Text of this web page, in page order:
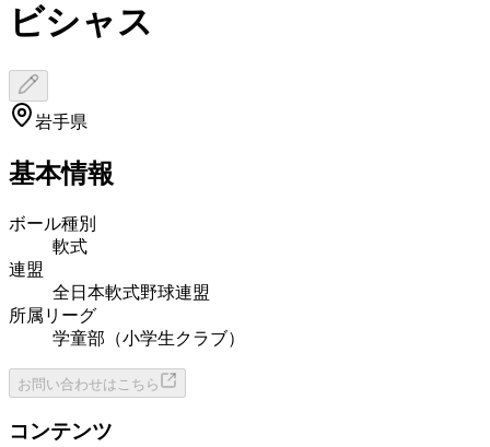
ビシャス
岩手県
基本情報
ボール種別
軟式
連盟
全日本軟式野球連盟
所属リーグ
学童部（小学生クラブ）
お問い合わせはこちら
コンテンツ